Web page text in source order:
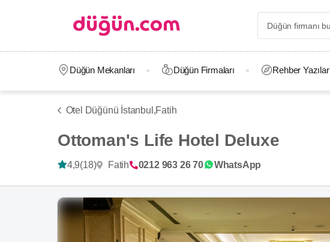
Düğün Mekanları Düğün Firmaları Rehber Yazılar
Otel Düğünü İstanbul,Fatih
Ottoman's Life Hotel Deluxe
4,9(18) Fatih 0212 963 26 70 WhatsApp